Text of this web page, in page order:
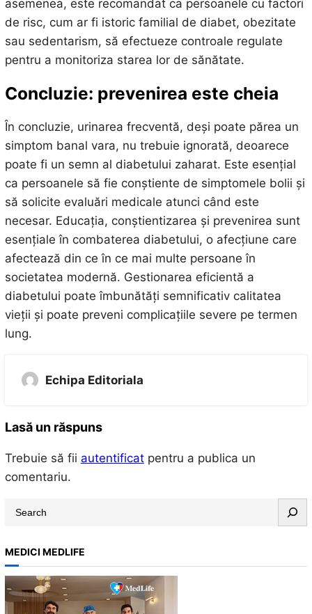
asemenea, este recomandat ca persoanele cu factori
de risc, cum ar fi istoric familial de diabet, obezitate
sau sedentarism, să efectueze controale regulate
pentru a monitoriza starea lor de sănătate.
Concluzie: prevenirea este cheia
În concluzie, urinarea frecventă, deși poate părea un
simptom banal vara, nu trebuie ignorată, deoarece
poate fi un semn al diabetului zaharat. Este esențial
ca persoanele să fie conștiente de simptomele bolii și
să solicite evaluări medicale atunci când este
necesar. Educația, conștientizarea și prevenirea sunt
esențiale în combaterea diabetului, o afecțiune care
afectează din ce în ce mai multe persoane în
societatea modernă. Gestionarea eficientă a
diabetului poate îmbunătăți semnificativ calitatea
vieții și poate preveni complicațiile severe pe termen
lung.
Echipa Editoriala
Lasă un răspuns
Trebuie să fii autentificatpentru a publica un
comentariu.
a
r
c
h
MEDICI MEDLIFE